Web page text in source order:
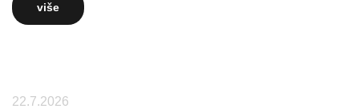
više
22.7.2026